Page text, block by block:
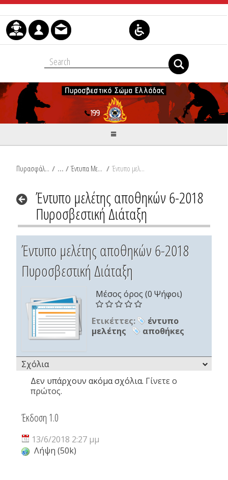
Μετάβαση στο περιεχόμενο
Πυρασφάλεια / Έντυπα Μελετών (word) / Έντυπο μελέτης αποθηκών 6-2018 Πυροσβεστική Διάταξη
Έντυπο μελέτης αποθηκών 6-2018
Πυροσβεστική Διάταξη
Έντυπο μελέτης αποθηκών 6-2018
Πυροσβεστική Διάταξη
Μέσος όρος (0 Ψήφοι)
Ετικέττες:
έντυπο
μελέτης
αποθήκες
Σχόλια
Δεν υπάρχουν ακόμα σχόλια. Γίνετε ο
πρώτος.
Έκδοση 1.0
13/6/2018 2:27 μμ
Λήψη (50k)